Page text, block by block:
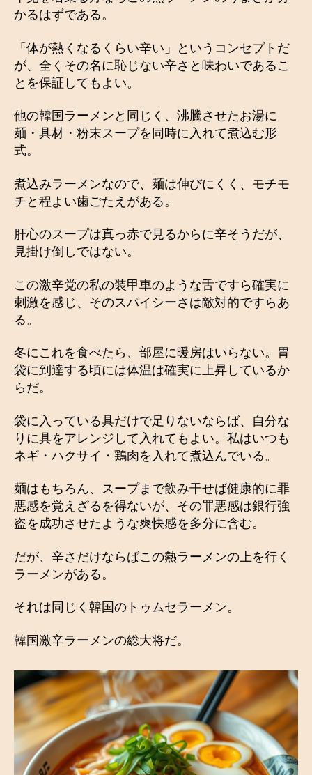
かるはずである。
「体が熱くなるくらい辛い」というコンセプトだ
が、全くその名に恥じない辛さと味わいであるこ
とを保証してもよい。
他の韓国ラーメンと同じく、沸騰させたお湯に
麺・具材・粉末スープを同時に入れて煮込む形
式。
煮込みラーメンなので、麺は伸びにくく、モチモ
チと程よい歯ごたえがある。
肝心のスープは真っ赤で見るからに辛そうだが、
見掛け倒しではない。
この激辛党の私の装甲車のような舌ですら確実に
刺激を感じ、そのスパイシーさは敵対的ですらあ
る。
冬にこれを食べたら、部屋に暖房はいらない。胃
袋に到達する頃には体温は確実に上昇しているか
らだ。
袋に入っている具だけで足りないならば、自分な
りに具をアレンジして入れてもよい。私はいつも
ネギ・ハクサイ・鶏肉を入れて煮込んでいる。
麺はもちろん、スープまで飲み干せば健康的に罪
悪感を覚えざるを得ないが、その罪悪感は銀行強
盗を成功させたような爽快感を多分に含む。
だが、辛さだけならばこの熱ラーメンの上を行く
ラーメンがある。
それは同じく韓国のトゥムセラーメン。
韓国激辛ラーメンの総大将だ。